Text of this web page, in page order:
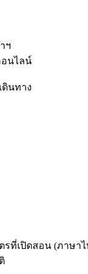
ฯ
นไลน์
ดินทาง
รที่เปิดสอน (ภาษาไ